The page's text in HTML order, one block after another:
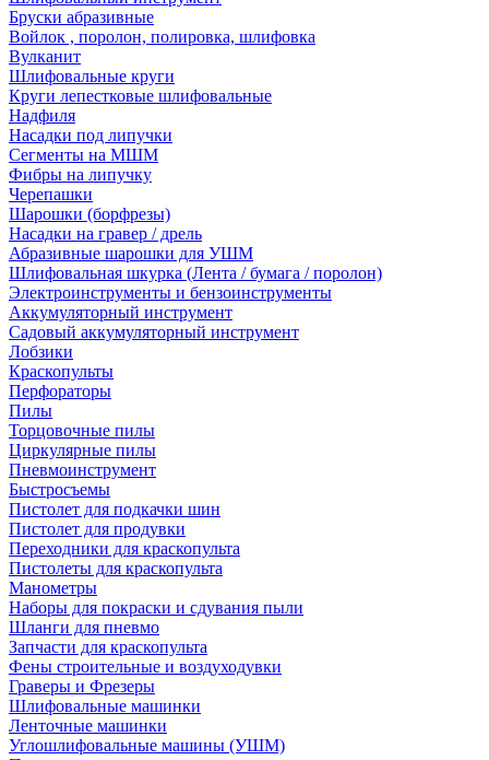
Бруски абразивные
Войлок , поролон, полировка, шлифовка
Вулканит
Шлифовальные круги
Круги лепестковые шлифовальные
Надфиля
Насадки под липучки
Сегменты на МШМ
Фибры на липучку
Черепашки
Шарошки (борфрезы)
Насадки на гравер / дрель
Абразивные шарошки для УШМ
Шлифовальная шкурка (Лента / бумага / поролон)
Электроинструменты и бензоинструменты
Аккумуляторный инструмент
Садовый аккумуляторный инструмент
Лобзики
Краскопульты
Перфораторы
Пилы
Торцовочные пилы
Циркулярные пилы
Пневмоинструмент
Быстросъемы
Пистолет для подкачки шин
Пистолет для продувки
Переходники для краскопульта
Пистолеты для краскопульта
Манометры
Наборы для покраски и сдувания пыли
Шланги для пневмо
Запчасти для краскопульта
Фены строительные и воздуходувки
Граверы и Фрезеры
Шлифовальные машинки
Ленточные машинки
Углошлифовальные машины (УШМ)